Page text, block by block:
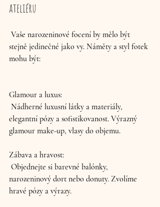
ateliéru
stejně jedinečné jako vy. Náměty a styl fotek
mohu být:
Glamour a luxus:
elegantní pózy a sofistikovanost. Výrazný
glamour make-up, vlasy do objemu.
Zábava a hravost:
narozeninový dort nebo donuty. Zvolíme
hravé pózy a výrazy.